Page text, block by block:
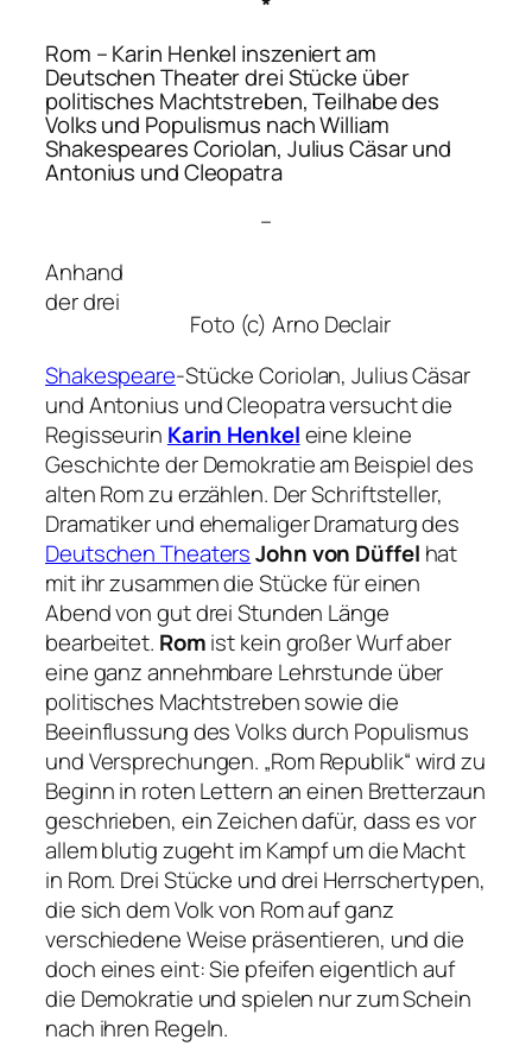
Rom – Karin Henkel inszeniert am
Deutschen Theater drei Stücke über
politisches Machtstreben, Teilhabe des
Volks und Populismus nach William
ShakespearesCoriolan, Julius Cäsarund
Antonius und Cleopatra
–
Foto (c) Arno Declair
Anhand
der drei
Shakespeare-StückeCoriolan, Julius Cäsar
undAntonius und Cleopatraversucht die
Regisseurin Karin Henkeleine kleine
Geschichte der Demokratie am Beispiel des
alten Rom zu erzählen. Der Schriftsteller,
Dramatiker und ehemaliger Dramaturg des
Deutschen TheatersJohn von Düffel hat
mit ihr zusammen die Stücke für einen
Abend von gut drei Stunden Länge
bearbeitet. Romist kein großer Wurf aber
eine ganz annehmbare Lehrstunde über
politisches Machtstreben sowie die
Beeinflussung des Volks durch Populismus
und Versprechungen. „Rom Republik“wird zu
Beginn in roten Lettern an einen Bretterzaun
geschrieben, ein Zeichen dafür, dass es vor
allem blutig zugeht im Kampf um die Macht
in Rom. Drei Stücke und drei Herrschertypen,
die sich dem Volk von Rom auf ganz
verschiedene Weise präsentieren, und die
doch eines eint: Sie pfeifen eigentlich auf
die Demokratie und spielen nur zum Schein
nach ihren Regeln.